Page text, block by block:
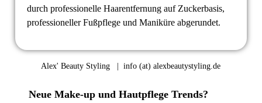
durch professionelle Haarentfernung auf Zuckerbasis,
professioneller Fußpflege und Maniküre abgerundet.
Alex' Beauty Styling | info (at) alexbeautystyling.de
Neue Make-up und Hautpflege Trends?